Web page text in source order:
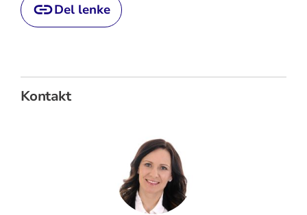
Del lenke
Kontakt